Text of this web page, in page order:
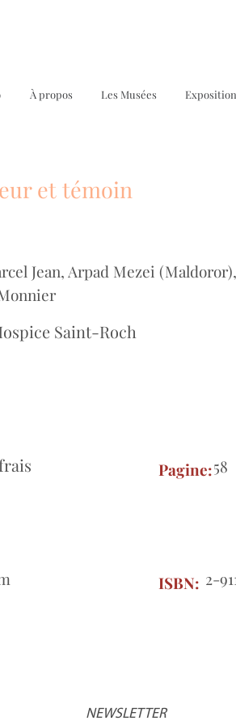
À propos Les Musées
et témoin
Jean, Arpad Mezei (Maldoror),
Saint-Roch
58
Pagine:
2-
ISBN:
NEWSLETTER